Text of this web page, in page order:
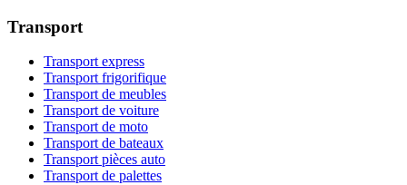
Transport
Transport express
Transport frigorifique
Transport de meubles
Transport de voiture
Transport de moto
Transport de bateaux
Transport pièces auto
Transport de palettes